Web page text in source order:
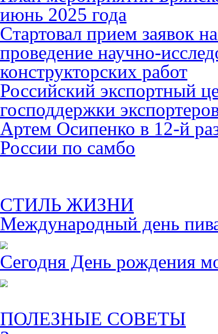
июнь 2025 года
Cтартовал прием заявок
проведение научно-
конструкторских работ
Российский экспортный
господдержки
Артем Осипенко в 12-й
России по самбо
СТИЛЬ ЖИЗНИ
Международный день
Сегодня День рождения
ПОЛЕЗНЫЕ СОВЕТЫ